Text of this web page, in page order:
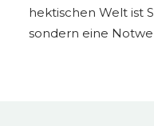
hektischen Welt ist
sondern eine